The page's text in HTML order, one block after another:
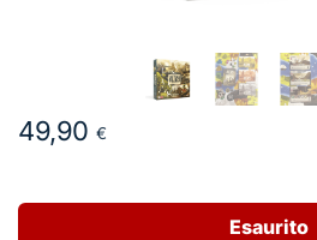
49,90 €
Esaurito